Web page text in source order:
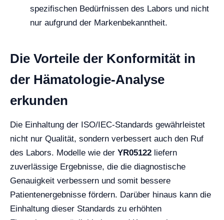
spezifischen Bedürfnissen des Labors und nicht
nur aufgrund der Markenbekanntheit.
Die Vorteile der Konformität in
der Hämatologie-Analyse
erkunden
Die Einhaltung der ISO/IEC-Standards gewährleistet
nicht nur Qualität, sondern verbessert auch den Ruf
des Labors. Modelle wie der YR05122 liefern
zuverlässige Ergebnisse, die die diagnostische
Genauigkeit verbessern und somit bessere
Patientenergebnisse fördern. Darüber hinaus kann die
Einhaltung dieser Standards zu erhöhten